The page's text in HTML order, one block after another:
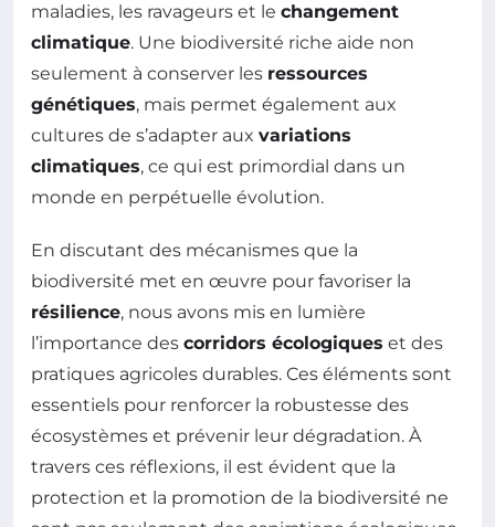
maladies, les ravageurs et le changement
climatique. Une biodiversité riche aide non
seulement à conserver les ressources
génétiques, mais permet également aux
cultures de s’adapter aux variations
climatiques, ce qui est primordial dans un
monde en perpétuelle évolution.
En discutant des mécanismes que la
biodiversité met en œuvre pour favoriser la
résilience, nous avons mis en lumière
l’importance des corridors écologiques et des
pratiques agricoles durables. Ces éléments sont
essentiels pour renforcer la robustesse des
écosystèmes et prévenir leur dégradation. À
travers ces réflexions, il est évident que la
protection et la promotion de la biodiversité ne